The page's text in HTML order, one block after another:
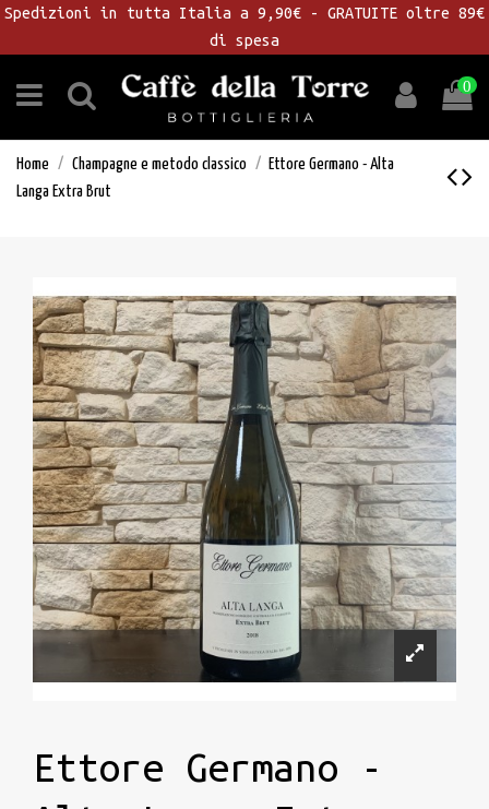
Spedizioni in tutta Italia a 9,90€ - GRATUITE oltre 89€
di spesa
0
Home Champagne e metodo classico
Ettore Germano - Alta
Langa Extra Brut
Ettore Germano -